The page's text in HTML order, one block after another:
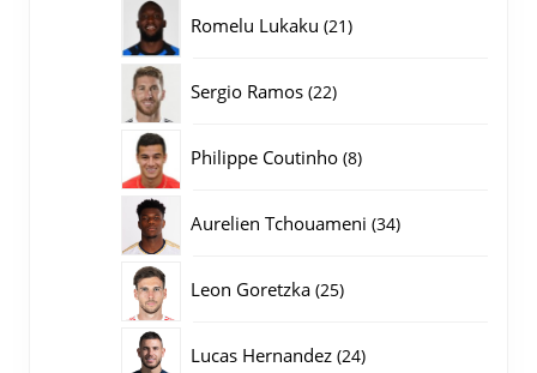
Romelu Lukaku 2121
Sergio Ramos 2222
Philippe Coutinho 88
Aurelien Tchouameni 3434
Leon Goretzka 2525
Lucas Hernandez 2424